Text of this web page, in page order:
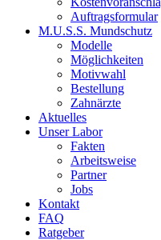
Auftragsformular
M.U.S.S. Mundschutz
Modelle
Möglichkeiten
Motivwahl
Bestellung
Zahnärzte
Aktuelles
Unser Labor
Fakten
Arbeitsweise
Partner
Jobs
Kontakt
FAQ
Ratgeber